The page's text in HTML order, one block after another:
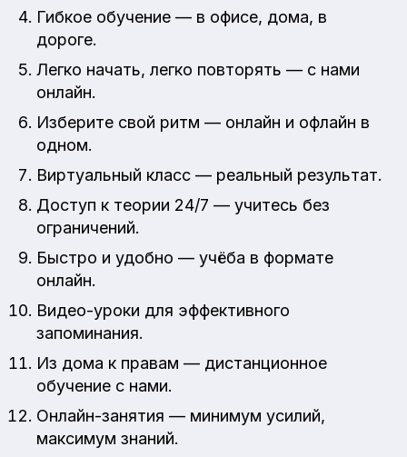
Гибкое обучение — в офисе, дома, в
дороге.
Легко начать, легко повторять — с нами
онлайн.
Изберите свой ритм — онлайн и офлайн в
одном.
Виртуальный класс — реальный результат.
Доступ к теории 24/7 — учитесь без
ограничений.
Быстро и удобно — учёба в формате
онлайн.
Видео-уроки для эффективного
запоминания.
Из дома к правам — дистанционное
обучение с нами.
Онлайн-занятия — минимум усилий,
максимум знаний.